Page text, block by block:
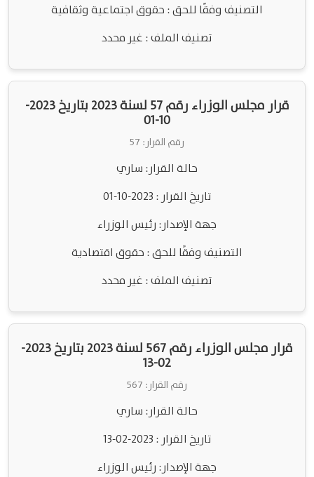
التصنيف وفقًا للحق : حقوق اجتماعية وثقافية
تصنيف الملف : غير محدد
قرار مجلس الوزراء رقم 57 لسنة 2023 بتاريخ 2023-
10-01
رقم القرار: 57
حالة القرار: ساري
تاريخ القرار : 2023-10-01
جهة الإصدار: رئيس الوزراء
التصنيف وفقًا للحق : حقوق اقتصادية
تصنيف الملف : غير محدد
قرار مجلس الوزراء رقم 567 لسنة 2023 بتاريخ 2023-
02-13
رقم القرار: 567
حالة القرار: ساري
تاريخ القرار : 2023-02-13
جهة الإصدار: رئيس الوزراء